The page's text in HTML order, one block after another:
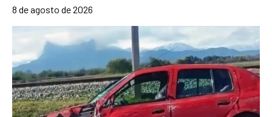
8 de agosto de 2026